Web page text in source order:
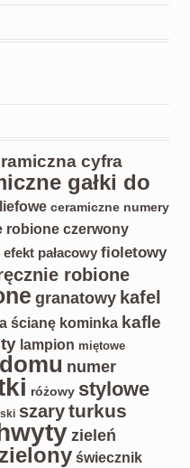
cyfra
gałki do
ceramiczne numery
robione czerwony
efekt pałacowy fioletowy
robione
granatowy kafel
ścianę kominka kafle
lampion miętowe
numer
różowy stylowe
szaryturkus
zieleń
zielony świecznik